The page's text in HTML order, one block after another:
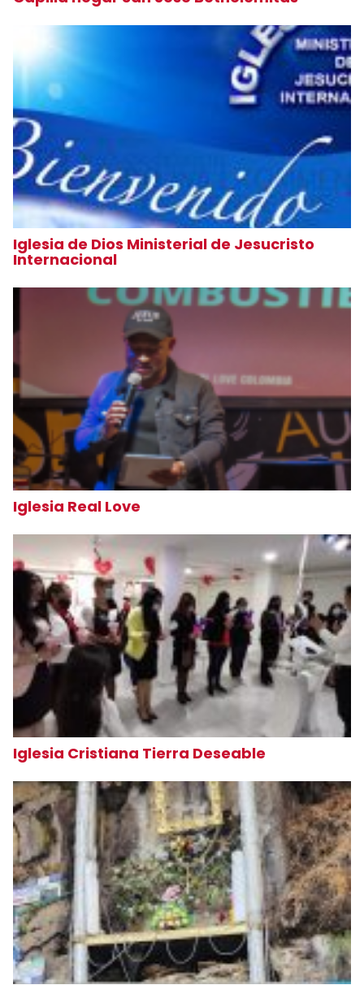
Iglesia de Dios Ministerial de Jesucristo
Internacional
Iglesia Real Love
Iglesia Cristiana Tierra Deseable